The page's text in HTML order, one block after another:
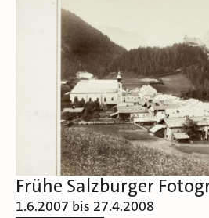
Frühe Salzburger
1.6.2007 bis 27.4.2008